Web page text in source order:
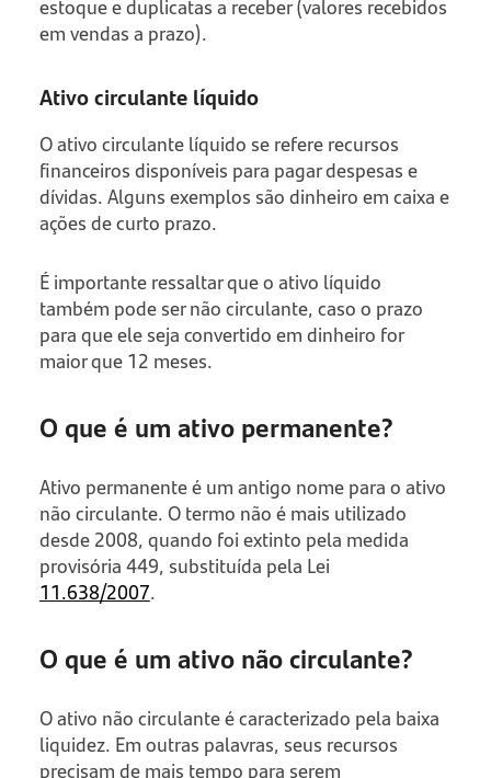
estoque e duplicatas a receber (valores recebidos
em vendas a prazo).
Ativo circulante líquido
O ativo circulante líquido se refere recursos
financeiros disponíveis para pagar despesas e
dívidas. Alguns exemplos são dinheiro em caixa e
ações de curto prazo.
É importante ressaltar que o ativo líquido
também pode ser não circulante, caso o prazo
para que ele seja convertido em dinheiro for
maior que 12 meses.
O que é um ativo permanente?
Ativo permanente é um antigo nome para o ativo
não circulante. O termo não é mais utilizado
desde 2008, quando foi extinto pela medida
provisória 449, substituída pela Lei
11.638/2007.
O que é um ativo não circulante?
O ativo não circulante é caracterizado pela baixa
liquidez. Em outras palavras, seus recursos
precisam de mais tempo para serem